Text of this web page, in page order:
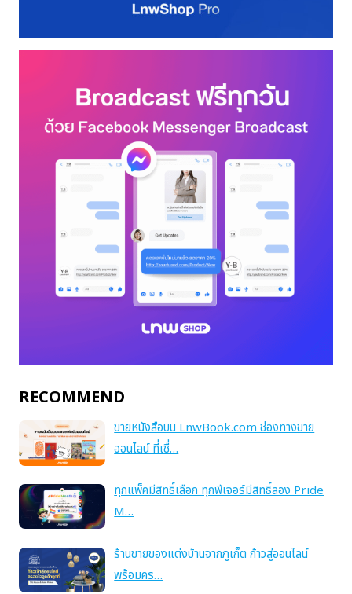
RECOMMEND
ขายหนังสือบน LnwBook.com ช่องทางขาย
ออนไลน์ ที่เชื่…
ทุกแพ็คมีสิทธิ์เลือก ทุกฟีเจอร์มีสิทธิ์ลอง Pride
M…
ร้านขายของแต่งบ้านจากภูเก็ต ก้าวสู่ออนไลน์
พร้อมคร…